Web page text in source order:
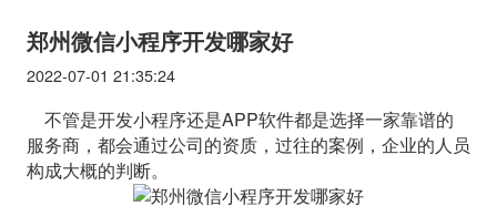
郑州微信小程序开发哪家好
2022-07-01 21:35:24
不管是开发小程序还是APP软件都是选择一家靠谱的
服务商，都会通过公司的资质，过往的案例，企业的人员
构成大概的判断。